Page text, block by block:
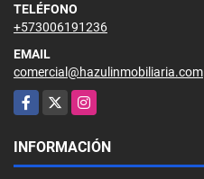
TELÉFONO
+573006191236
EMAIL
comercial@hazulinmobiliaria.com
Facebook
X Instagram
INFORMACIÓN